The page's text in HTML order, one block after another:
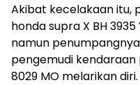
Akibat kecelakaan itu,
honda supra X BH
namun
pengemudi kendaraan
8029 MO melarikan diri.